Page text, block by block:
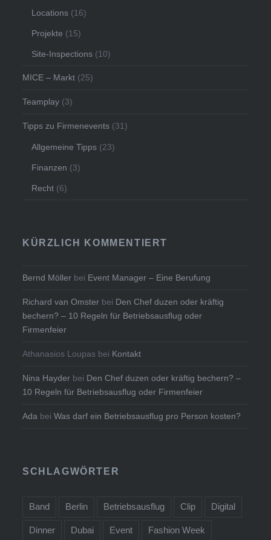
Locations (16)
Projekte (15)
Site-Inspections (10)
MICE – Markt (25)
Teamplay (3)
Tipps zu Firmenevents (31)
Allgemeine Tipps (23)
Finanzen (3)
Recht (6)
KÜRZLICH KOMMENTIERT
Bernd Möller bei Event Manager – Eine Berufung
Richard van Omster bei Den Chef duzen oder kräftig
bechern? – 10 Regeln für Betriebsausflug oder
Firmenfeier
Athanasios Loupas bei Kontakt
Nina Hayder bei Den Chef duzen oder kräftig bechern? –
10 Regeln für Betriebsausflug oder Firmenfeier
Ada beiWas darf ein Betriebsausflug pro Person kosten?
SCHLAGWÖRTER
Band Berlin Betriebsausflug Clip Digital
Dinner Dubai Event Fashion Week